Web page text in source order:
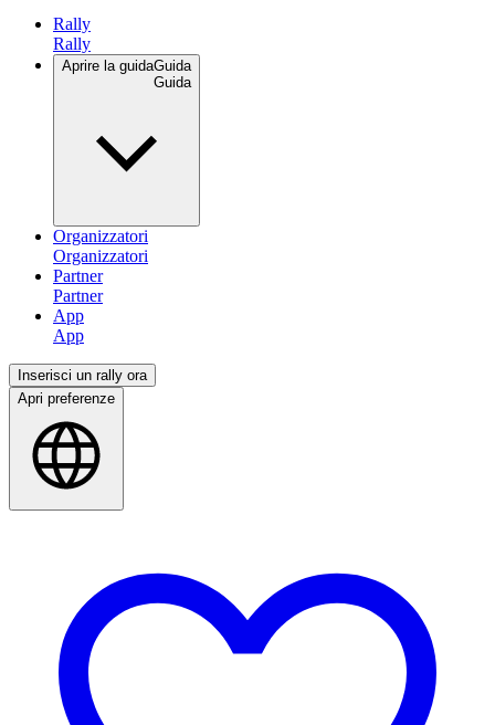
Rally
Aprire la guidaGuida
Organizzatori
Partner
App
Inserisci un rally ora
Apri preferenze